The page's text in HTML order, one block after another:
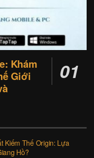
Khám
Giới
Kiếm Thế Origin: Lựa
Hồ?